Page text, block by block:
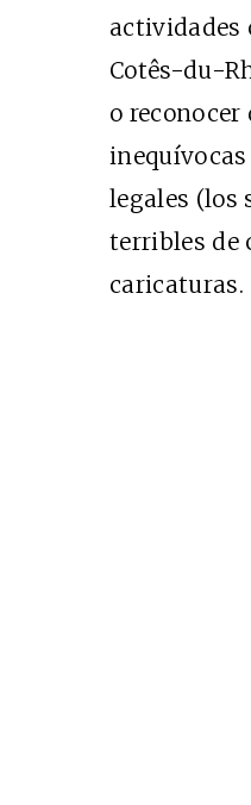
actividades
Cotês-du-
o
legales (los
terribles de
caricaturas.